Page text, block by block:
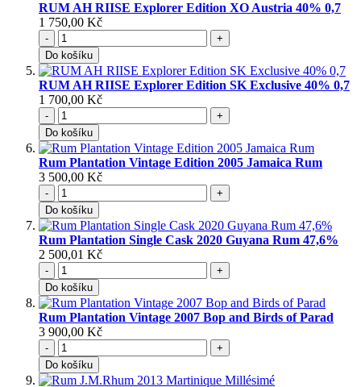
RUM AH RIISE Explorer Edition XO Austria 40% 0,7
1 750,00 Kč
-
+
Do košíku
RUM AH RIISE Explorer Edition SK Exclusive 40% 0,7
1 700,00 Kč
-
+
Do košíku
Rum Plantation Vintage Edition 2005 Jamaica Rum
3 500,00 Kč
-
+
Do košíku
Rum Plantation Single Cask 2020 Guyana Rum 47,6%
2 500,01 Kč
-
+
Do košíku
Rum Plantation Vintage 2007 Bop and Birds of Parad
3 900,00 Kč
-
+
Do košíku